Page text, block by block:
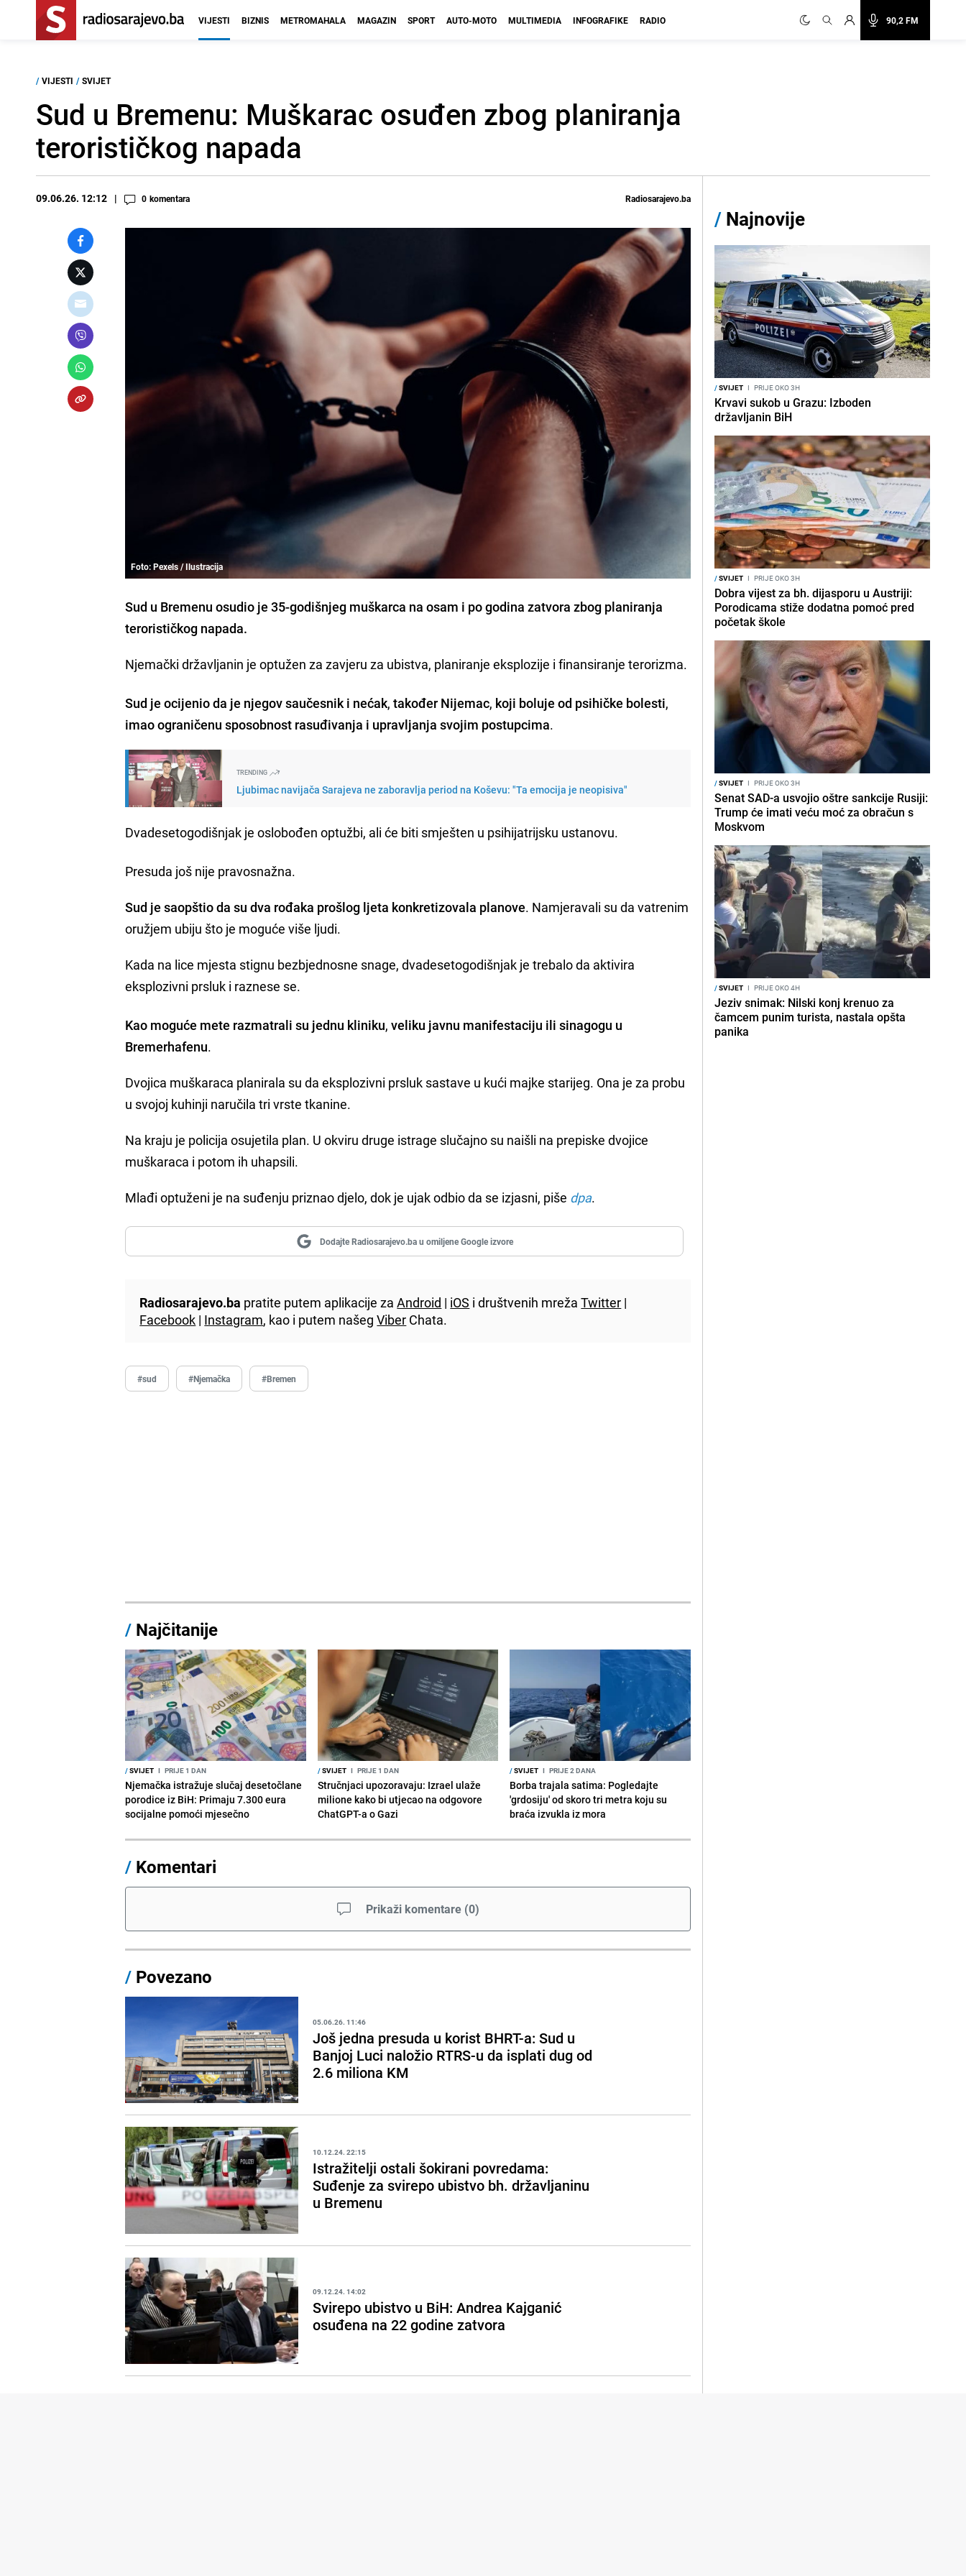
90,2 FM
VIJESTI BIZNIS METROMAHALA MAGAZIN SPORT AUTO-MOTO MULTIMEDIA INFOGRAFIKE RADIO
/ VIJESTI / SVIJET
Sud u Bremenu: Muškarac osuđen zbog planiranja
terorističkog napada
09.06.26. 12:12 0 komentara Radiosarajevo.ba
Foto: Pexels / Ilustracija
Sud u Bremenu osudio je 35-godišnjeg muškarca na osam i po godina zatvora zbog planiranja
terorističkog napada.
Njemački državljanin je optužen za zavjeru za ubistva, planiranje eksplozije i finansiranje terorizma.
Sud je ocijenio da je njegov saučesnik i nećak,također Nijemac, koji boluje od psihičke bolesti,
imao ograničenu sposobnost rasuđivanja i upravljanja svojim postupcima.
TRENDING
Ljubimac navijača Sarajeva ne zaboravlja period na Koševu: "Ta emocija je neopisiva"
Dvadesetogodišnjak je oslobođen optužbi, ali će biti smješten u psihijatrijsku ustanovu.
Presuda još nije pravosnažna.
Sud je saopštio da su dva rođaka prošlog ljeta konkretizovala planove. Namjeravali su da vatrenim
oružjem ubiju što je moguće više ljudi.
Kada na lice mjesta stignu bezbjednosne snage, dvadesetogodišnjak je trebalo da aktivira
eksplozivni prsluk i raznese se.
Kao moguće mete razmatrali su jednu kliniku,veliku javnu manifestaciju ili sinagogu u
Bremerhafenu.
Dvojica muškaraca planirala su da eksplozivni prsluk sastave u kući majke starijeg. Ona je za probu
u svojoj kuhinji naručila tri vrste tkanine.
Na kraju je policija osujetila plan. U okviru druge istrage slučajno su naišli na prepiske dvojice
muškaraca i potom ih uhapsili.
Mlađi optuženi je na suđenju priznao djelo, dok je ujak odbio da se izjasni, piše dpa.
Dodajte Radiosarajevo.ba u omiljene Google izvore
Radiosarajevo.ba pratite putem aplikacije zaAndroid | iOS i društvenih mrežaTwitter |
Facebook | Instagram, kao i putem našegViber Chata.
#sud #Njemačka #Bremen
/ Najčitanije
/SVIJET I PRIJE 1 DAN
Njemačka istražuje slučaj desetočlane
porodice iz BiH: Primaju 7.300 eura
socijalne pomoći mjesečno
/SVIJET I PRIJE 1 DAN
Stručnjaci upozoravaju: Izrael ulaže
milione kako bi utjecao na odgovore
ChatGPT-a o Gazi
/SVIJET I PRIJE 2 DANA
Borba trajala satima: Pogledajte
'grdosiju' od skoro tri metra koju su
braća izvukla iz mora
/ Komentari
Prikaži komentare (0)
/ Povezano
05.06.26. 11:46
Još jedna presuda u korist BHRT-a: Sud u
Banjoj Luci naložio RTRS-u da isplati dug od
2.6 miliona KM
10.12.24. 22:15
Istražitelji ostali šokirani povredama:
Suđenje za svirepo ubistvo bh. državljaninu
u Bremenu
09.12.24. 14:02
Svirepo ubistvo u BiH: Andrea Kajganić
osuđena na 22 godine zatvora
/ Najnovije
/SVIJET I PRIJE OKO 3H
Krvavi sukob u Grazu: Izboden
državljanin BiH
/SVIJET I PRIJE OKO 3H
Dobra vijest za bh. dijasporu u Austriji:
Porodicama stiže dodatna pomoć pred
početak škole
/SVIJET I PRIJE OKO 3H
Senat SAD-a usvojio oštre sankcije Rusiji:
Trump će imati veću moć za obračun s
Moskvom
/SVIJET I PRIJE OKO 4H
Jeziv snimak: Nilski konj krenuo za
čamcem punim turista, nastala opšta
panika